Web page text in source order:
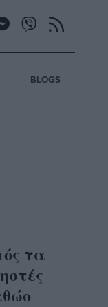
BLOGS
τα